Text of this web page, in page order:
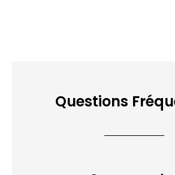
Questions